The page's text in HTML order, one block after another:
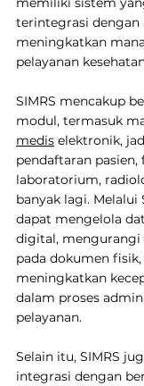
terintegrasi dengan
meningkatkan
pelayanan
SIMRS mencakup
modul, termasuk
medis elektronik,
pendaftaran pasien,
laboratorium,
banyak lagi. Melalui
dapat mengelola
digital,
pada dokumen fisik,
meningkatkan
dalam proses
pelayanan.
Selain itu, SIMRS
integrasi dengan